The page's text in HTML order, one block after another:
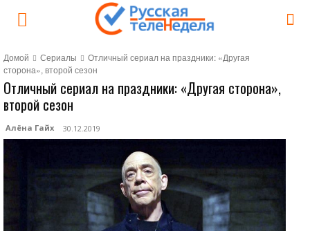
Домой Сериалы
Отличный сериал на праздники: «Другая
сторона», второй сезон
Отличный сериал на праздники: «Другая сторона»,
второй сезон
Алёна Гайх 30.12.2019